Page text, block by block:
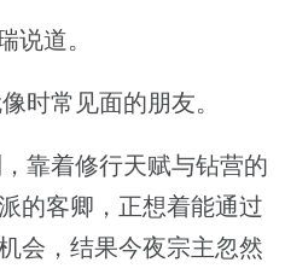
说道。
时常见面的朋友。
靠着修行天赋与钻营的
的客卿，正想着能通过
会，结果今夜宗主忽然